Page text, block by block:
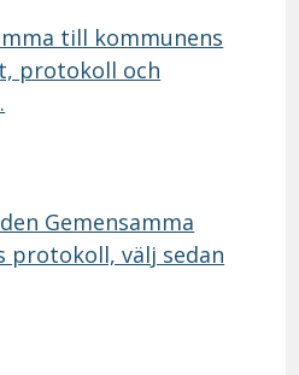
till kommunens
protokoll och
Gemensamma
protokoll, välj sedan